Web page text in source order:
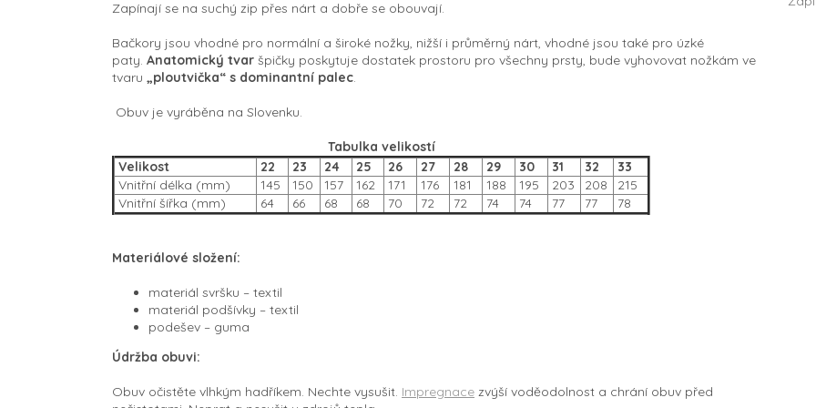
Zapínají se na suchý zip přes nárt a dobře se obouvají.
Bačkory jsou vhodné pro normální a široké nožky, nižší i průměrný nárt, vhodné jsou také pro úzké
paty. Anatomický tvar špičky poskytuje dostatek prostoru pro všechny prsty, bude vyhovovat nožkám ve
tvaru „ploutvička“ s dominantní palec.
Obuv je vyráběna na Slovenku.
Tabulka velikostí
Velikost
22 23 24 25 26 27 28 29 30 31 32
33
Vnitřní délka (mm)
145 150 157 162 171 176 181 188 195 203 208
215
Vnitřní šířka (mm)
64 66 68 68 70 72 72 74 74 77 77 78
Materiálové složení:
materiál svršku –⁠ textil
materiál podšívky –⁠ textil
podešev –⁠ guma
Údržba obuvi:
Obuv očistěte vlhkým hadříkem. Nechte vysušit. Impregnace zvýší voděodolnost a chrání obuv před